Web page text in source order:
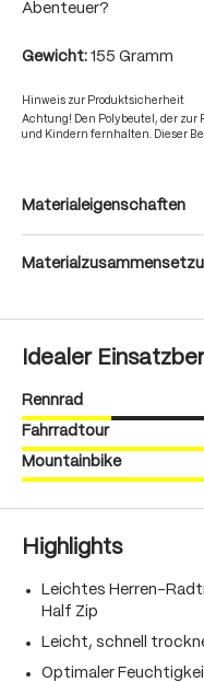
Abenteuer?
Gewicht: 155 Gramm
Hinweis zur Produktsicherheit
Achtung! Den Polybeutel, der zur
und Kindern fernhalten. Dieser
Materialeigenschaften
Idealer
Rennrad
Fahrradtour
Mountainbike
Highlights
Leichtes Herren-
Half Zip
Leicht, schnell
Optimaler